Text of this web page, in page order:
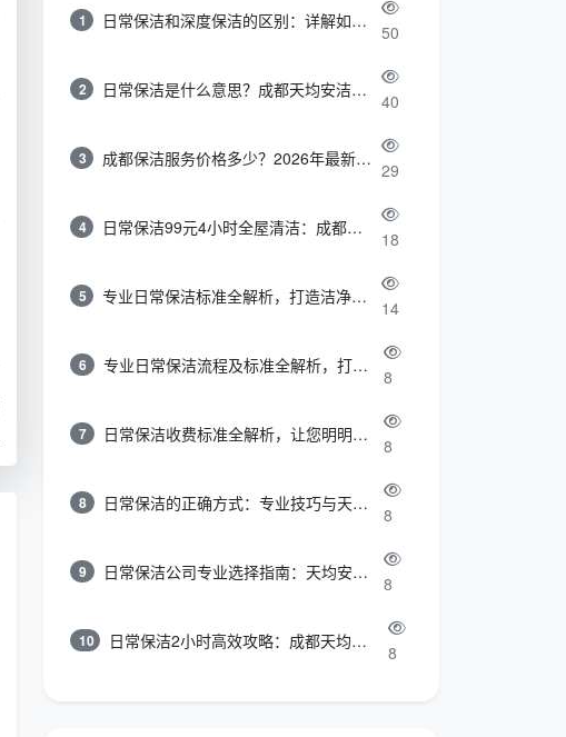
1 日常保洁和深度保洁的区别：详解如何选择最适合的清洁服务
50
2 日常保洁是什么意思？成都天均安洁带你快速区分“日常vs深度vs开荒”
40
3 成都保洁服务价格多少？2026年最新报价表来了，这一篇看透所有费用
29
4 日常保洁99元4小时全屋清洁：成都天均安洁保洁超值服务全解析
18
5 专业日常保洁标准全解析，打造洁净舒适生活空间
14
6 专业日常保洁流程及标准全解析，打造洁净舒适环境
8
7 日常保洁收费标准全解析，让您明明白白消费
8
8 日常保洁的正确方式：专业技巧与天均安洁保洁服务全解析
8
9 日常保洁公司专业选择指南：天均安洁保洁服务全解析
8
10 日常保洁2小时高效攻略：成都天均安洁保洁专业时间管理方案
8